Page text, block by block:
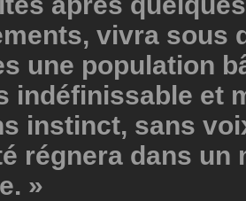
vivra sous
une population
indéfinissable et
instinct, sans
régnera dans un
»